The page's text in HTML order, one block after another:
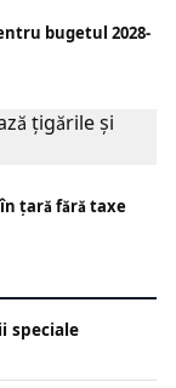
bugetul 2028-
țară fără taxe
speciale